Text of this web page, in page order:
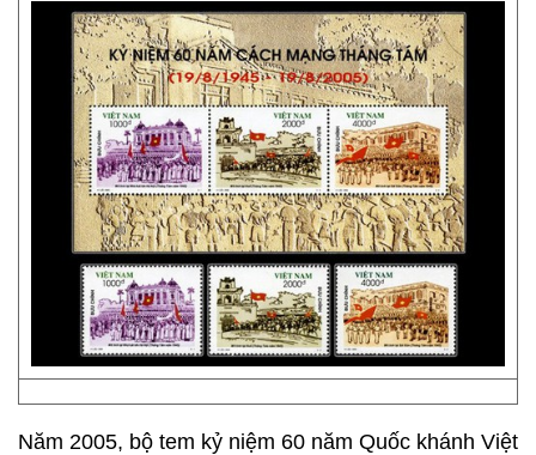
Năm 2005, bộ tem kỷ niệm 60 năm Quốc khánh Việt